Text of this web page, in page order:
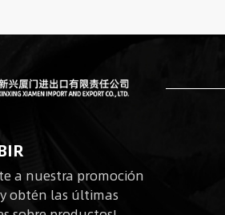
útil de 100 kg.
surveillance UAV
Drone Manufacturer
biomiméticos para
operaciones tácticas
a nuestra promoción
obtén las últimas